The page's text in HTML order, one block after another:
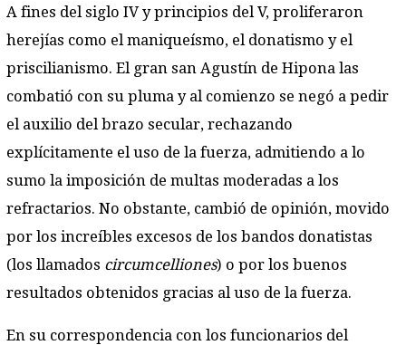
A fines del siglo IV y principios del V, proliferaron
herejías como el maniqueísmo, el donatismo y el
priscilianismo. El gran san Agustín de Hipona las
combatió con su pluma y al comienzo se negó a pedir
el auxilio del brazo secular, rechazando
explícitamente el uso de la fuerza, admitiendo a lo
sumo la imposición de multas moderadas a los
refractarios. No obstante, cambió de opinión, movido
por los increíbles excesos de los bandos donatistas
(los llamados circumcelliones) o por los buenos
resultados obtenidos gracias al uso de la fuerza.
En su correspondencia con los funcionarios del